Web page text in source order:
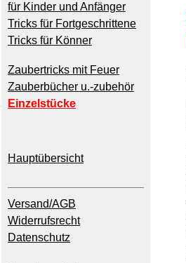
für Kinder und Anfänger
Tricks für Fortgeschrittene
Tricks für Könner
Zaubertricks mit Feuer
Zauberbücher u.-zubehör
Einzelstücke
Hauptübersicht
Versand/AGB
Widerrufsrecht
Datenschutz